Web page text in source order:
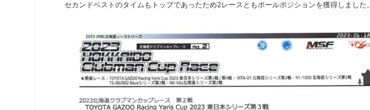
セカンドベストのタイムもトップであったため2レースともポールポジションを獲得しました。